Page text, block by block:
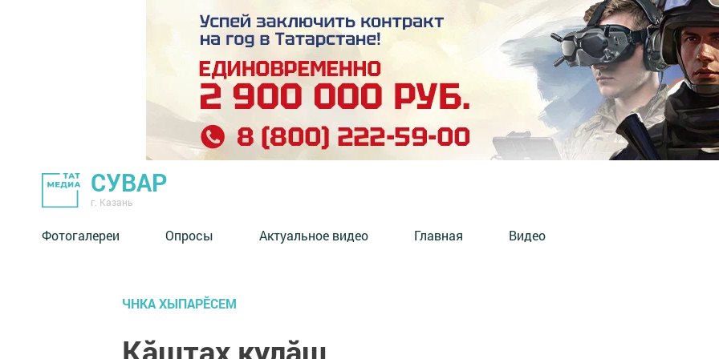
СУВАР
г. Казань
Фотогалереи Опросы Актуальное видео Главная Видео
ЧНКА ХЫПАРӖСЕМ
Кăштах кулăш